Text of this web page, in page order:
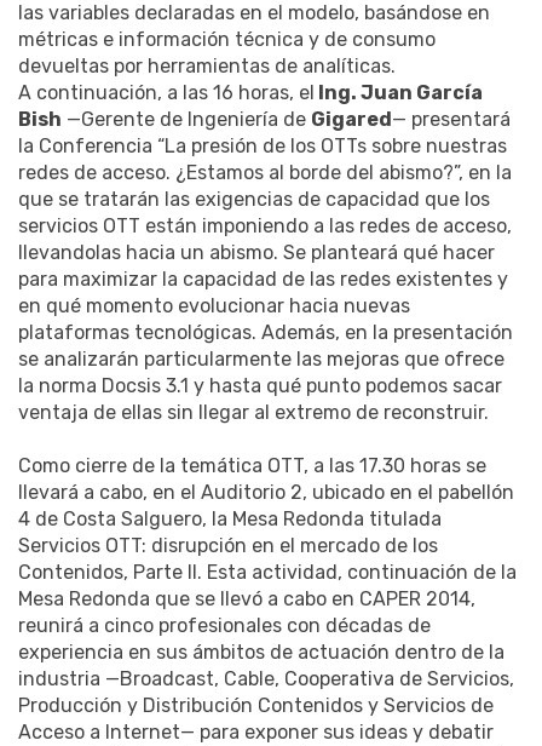
las variables declaradas en el modelo, basándose en
métricas e información técnica y de consumo
devueltas por herramientas de analíticas.
A continuación, a las 16 horas, el Ing. Juan García
Bish —Gerente de Ingeniería de Gigared— presentará
la Conferencia “La presión de los OTTs sobre nuestras
redes de acceso. ¿Estamos al borde del abismo?”, en la
que se tratarán las exigencias de capacidad que los
servicios OTT están imponiendo a las redes de acceso,
llevandolas hacia un abismo. Se planteará qué hacer
para maximizar la capacidad de las redes existentes y
en qué momento evolucionar hacia nuevas
plataformas tecnológicas. Además, en la presentación
se analizarán particularmente las mejoras que ofrece
la norma Docsis 3.1 y hasta qué punto podemos sacar
ventaja de ellas sin llegar al extremo de reconstruir.
Como cierre de la temática OTT, a las 17.30 horas se
llevará a cabo, en el Auditorio 2, ubicado en el pabellón
4 de Costa Salguero, la Mesa Redonda titulada
Servicios OTT: disrupción en el mercado de los
Contenidos, Parte II. Esta actividad, continuación de la
Mesa Redonda que se llevó a cabo en CAPER 2014,
reunirá a cinco profesionales con décadas de
experiencia en sus ámbitos de actuación dentro de la
industria —Broadcast, Cable, Cooperativa de Servicios,
Producción y Distribución Contenidos y Servicios de
Acceso a Internet— para exponer sus ideas y debatir